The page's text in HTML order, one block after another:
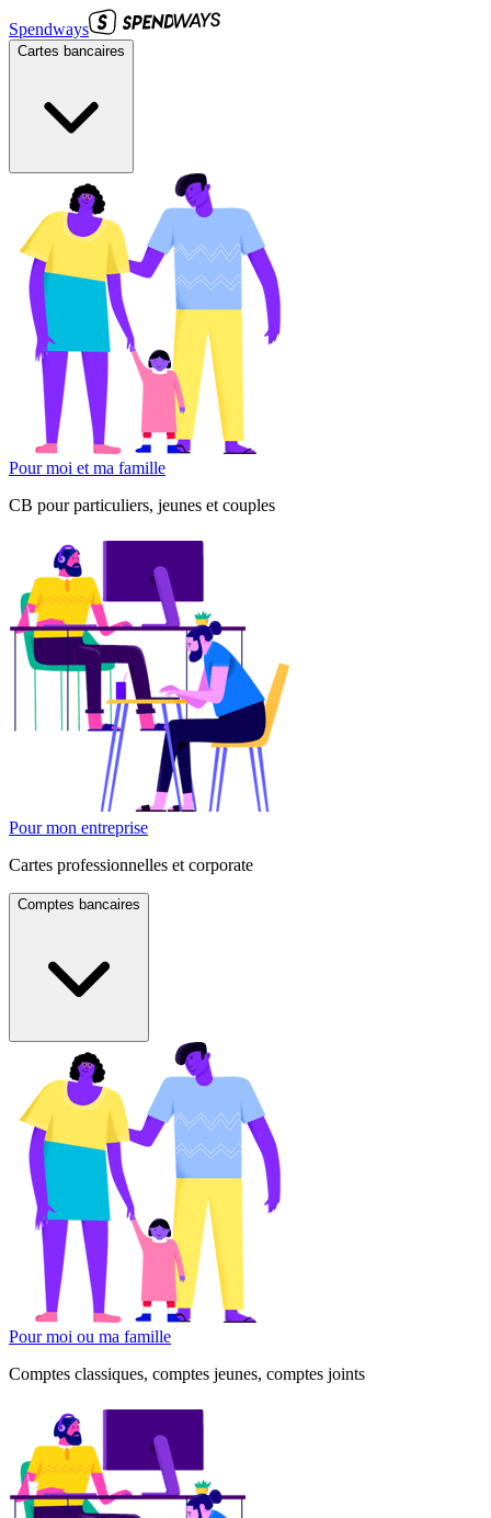
Spendways
Cartes bancaires
Pour moi et ma famille
CB pour particuliers, jeunes et couples
Pour mon entreprise
Cartes professionnelles et corporate
Comptes bancaires
Pour moi ou ma famille
Comptes classiques, comptes jeunes, comptes joints